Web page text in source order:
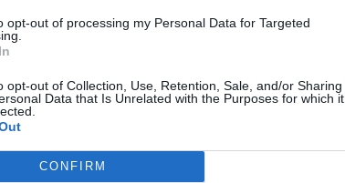
opt-out of processing my Personal Data for Targeted
opt-out of Collection, Use, Retention, Sale, and/or Sharing
Data that Is Unrelated with the Purposes for which it
CONFIRM